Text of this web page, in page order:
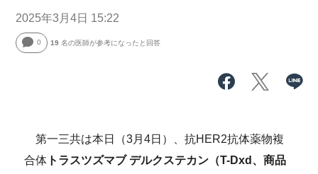
2025年3月4日 15:22
0 19 名の医師が参考になったと回答
第一三共は本日（3月4日）、抗HER2抗体薬物複
合体 トラスツズマブ デルクステカン（T-Dxd、商品